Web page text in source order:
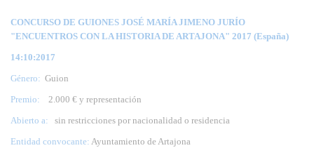
CONCURSO DE GUIONES JOSÉ MARÍA JIMENO JURÍO
"ENCUENTROS CON LA HISTORIA DE ARTAJONA" 2017 (España)
14:10:2017
Género: Guion
Premio:
2.000 € y representación
Abierto a: sin restricciones por nacionalidad o residencia
Entidad convocante: Ayuntamiento de Artajona